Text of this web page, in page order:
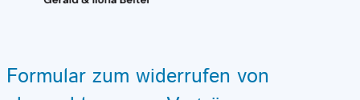
Formular zum widerrufen von